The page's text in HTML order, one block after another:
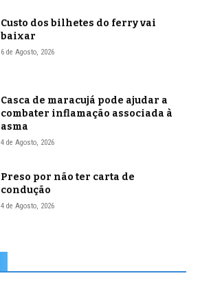
Custo dos bilhetes do ferry vai
baixar
6 de Agosto, 2026
Casca de maracujá pode ajudar a
combater inflamação associada à
asma
4 de Agosto, 2026
Preso por não ter carta de
condução
4 de Agosto, 2026